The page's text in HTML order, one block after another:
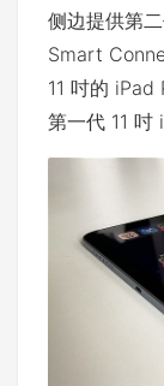
侧边提供第
Smart
11 吋的 iPad
第一代 11 吋